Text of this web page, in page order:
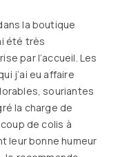
à l’écoute et
Les
tendances
ça fait très
(depuis le début
y faire un tour et
presque) sans rien